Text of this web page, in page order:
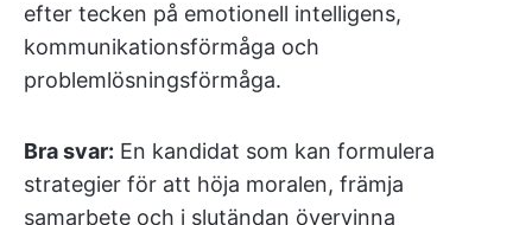
efter tecken på emotionell intelligens,
kommunikationsförmåga och
problemlösningsförmåga.
Bra svar: En kandidat som kan formulera
strategier för att höja moralen, främja
samarbete och i slutändan övervinna